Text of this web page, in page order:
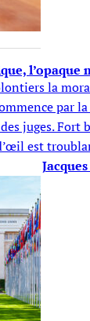
l’opaque
la
par
juges. Fort
est